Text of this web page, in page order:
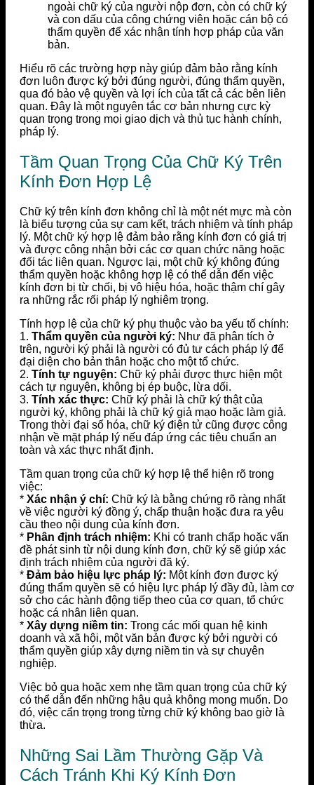
ngoài chữ ký của người nộp đơn, còn có chữ ký
và con dấu của công chứng viên hoặc cán bộ có
thẩm quyền để xác nhận tính hợp pháp của văn
bản.
Hiểu rõ các trường hợp này giúp đảm bảo rằng kính
đơn luôn được ký bởi đúng người, đúng thẩm quyền,
qua đó bảo vệ quyền và lợi ích của tất cả các bên liên
quan. Đây là một nguyên tắc cơ bản nhưng cực kỳ
quan trọng trong mọi giao dịch và thủ tục hành chính,
pháp lý.
Tầm Quan Trọng Của Chữ Ký Trên
Kính Đơn Hợp Lệ
Chữ ký trên kính đơn không chỉ là một nét mực mà còn
là biểu tượng của sự cam kết, trách nhiệm và tính pháp
lý. Một chữ ký hợp lệ đảm bảo rằng kính đơn có giá trị
và được công nhận bởi các cơ quan chức năng hoặc
đối tác liên quan. Ngược lại, một chữ ký không đúng
thẩm quyền hoặc không hợp lệ có thể dẫn đến việc
kính đơn bị từ chối, bị vô hiệu hóa, hoặc thậm chí gây
ra những rắc rối pháp lý nghiêm trọng.
Tính hợp lệ của chữ ký phụ thuộc vào ba yếu tố chính:
1. Thẩm quyền của người ký: Như đã phân tích ở
trên, người ký phải là người có đủ tư cách pháp lý để
đại diện cho bản thân hoặc cho một tổ chức.
2. Tính tự nguyện: Chữ ký phải được thực hiện một
cách tự nguyện, không bị ép buộc, lừa dối.
3. Tính xác thực: Chữ ký phải là chữ ký thật của
người ký, không phải là chữ ký giả mạo hoặc làm giả.
Trong thời đại số hóa, chữ ký điện tử cũng được công
nhận về mặt pháp lý nếu đáp ứng các tiêu chuẩn an
toàn và xác thực nhất định.
Tầm quan trọng của chữ ký hợp lệ thể hiện rõ trong
việc:
* Xác nhận ý chí: Chữ ký là bằng chứng rõ ràng nhất
về việc người ký đồng ý, chấp thuận hoặc đưa ra yêu
cầu theo nội dung của kính đơn.
* Phân định trách nhiệm: Khi có tranh chấp hoặc vấn
đề phát sinh từ nội dung kính đơn, chữ ký sẽ giúp xác
định trách nhiệm của người đã ký.
* Đảm bảo hiệu lực pháp lý: Một kính đơn được ký
đúng thẩm quyền sẽ có hiệu lực pháp lý đầy đủ, làm cơ
sở cho các hành động tiếp theo của cơ quan, tổ chức
hoặc cá nhân liên quan.
* Xây dựng niềm tin: Trong các mối quan hệ kinh
doanh và xã hội, một văn bản được ký bởi người có
thẩm quyền giúp xây dựng niềm tin và sự chuyên
nghiệp.
Việc bỏ qua hoặc xem nhẹ tầm quan trọng của chữ ký
có thể dẫn đến những hậu quả không mong muốn. Do
đó, việc cẩn trọng trong từng chữ ký không bao giờ là
thừa.
Những Sai Lầm Thường Gặp Và
Cách Tránh Khi Ký Kính Đơn